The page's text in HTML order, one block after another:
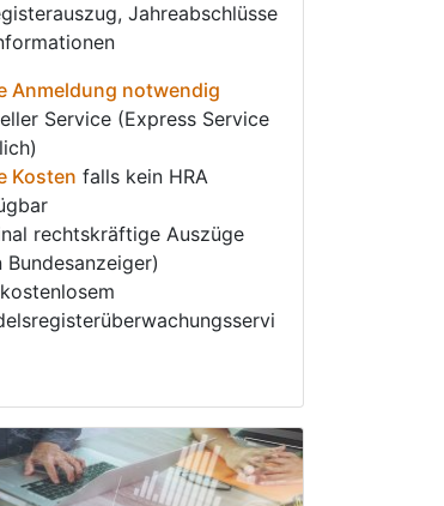
Jahreabschlüsse
Anmeldung notwendig
Service (Express Service
Kosten falls kein HRA
rechtskräftige Auszüge
Bundesanzeiger)